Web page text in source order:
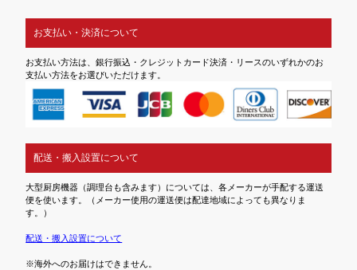
お支払い・決済について
お支払い方法は、銀行振込・クレジットカード決済・リースのいずれかのお
支払い方法をお選びいただけます。
配送・搬入設置について
大型厨房機器（調理台も含みます）については、各メーカーが手配する運送
便を使います。（メーカー使用の運送便は配達地域によっても異なりま
す。）
配送・搬入設置について
※海外へのお届けはできません。